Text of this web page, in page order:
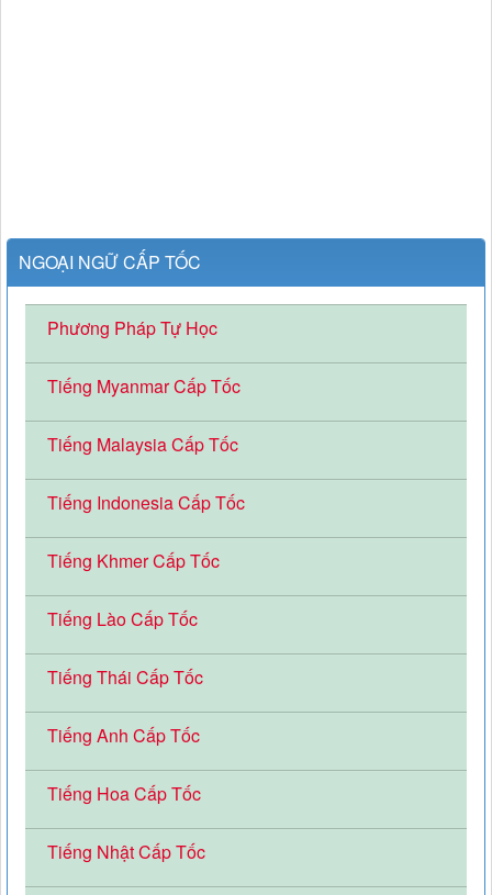
NGOẠI NGỮ CẤP TỐC
Phương Pháp Tự Học
Tiếng Myanmar Cấp Tốc
Tiếng Malaysia Cấp Tốc
Tiếng Indonesia Cấp Tốc
Tiếng Khmer Cấp Tốc
Tiếng Lào Cấp Tốc
Tiếng Thái Cấp Tốc
Tiếng Anh Cấp Tốc
Tiếng Hoa Cấp Tốc
Tiếng Nhật Cấp Tốc